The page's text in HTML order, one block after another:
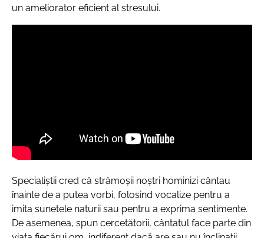
un ameliorator eficient al stresului.
Specialiştii cred că strămoșii noștri hominizi cântau
înainte de a putea vorbi, folosind vocalize pentru a
imita sunetele naturii sau pentru a exprima sentimente.
De asemenea, spun cercetătorii, cântatul face parte din